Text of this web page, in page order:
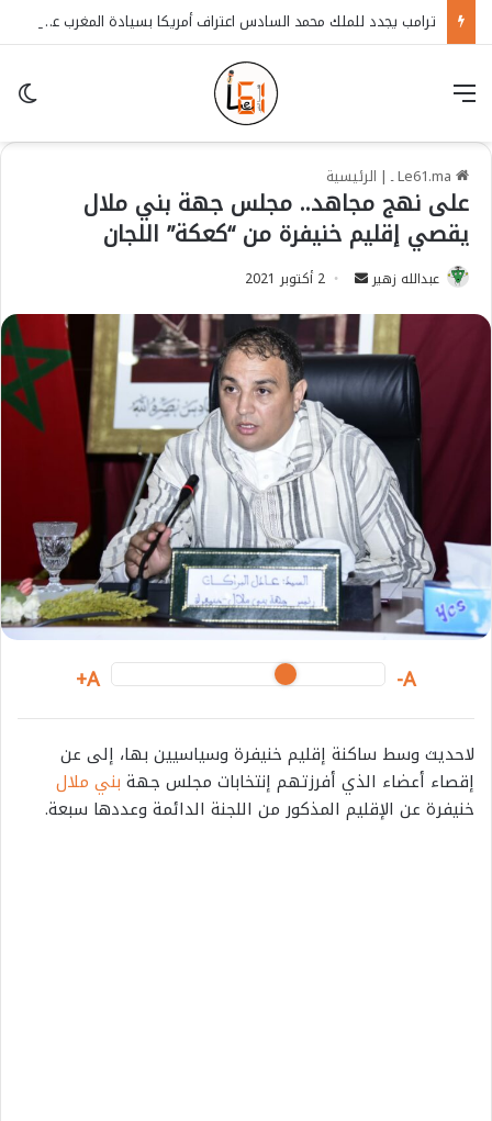
ترامب يجدد للملك محمد السادس اعتراف أمريكا بسيادة المغرب على الصحراء
| الرئيسية
على نهج مجاهد.. مجلس جهة بني ملال
يقصي إقليم خنيفرة من “كعكة” اللجان
عبدالله زهير
d
a
n
e
m
a
i
l
2 أكتوبر 2021
A-
A+
لاحديث وسط ساكنة إقليم خنيفرة وسياسيين بها، إلى عن
إقصاء أعضاء الذي أفرزتهم إنتخابات مجلس جهة بني ملال
خنيفرة عن الإقليم المذكور من اللجنة الدائمة وعددها سبعة.